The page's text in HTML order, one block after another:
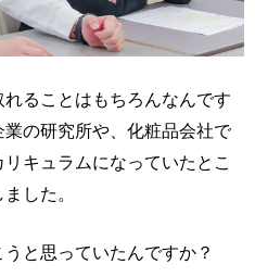
ることはもちろんなんです
の研究所や、化粧品会社で
キュラムになっていたとこ
した。
と思っていたんですか？